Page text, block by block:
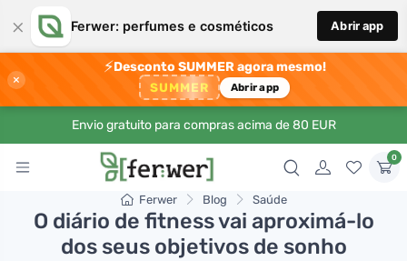
× Ferwer: perfumes e cosméticos Abrir app
×
⚡Desconto SUMMER agora mesmo!
SUMMER Abrir app
Envio gratuito para compras acima de 80 EUR
0
Ferwer Blog Saúde
O diário de fitness vai aproximá-lo
dos seus objetivos de sonho